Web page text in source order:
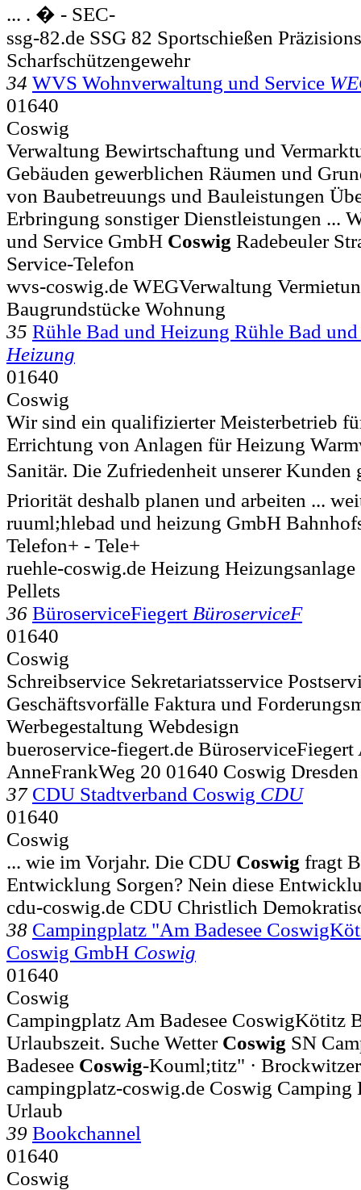
... . � - SEC-
ssg-82.de SSG 82 Sportschießen
Scharfschützengewehr
34 WVS Wohnverwaltung und Service
01640
Coswig
Verwaltung Bewirtschaftung und
Gebäuden gewerblichen Räumen und
von Baubetreuungs und Bauleistungen
Erbringung sonstiger Dienstleistungen ...
und Service GmbH Coswig Radebeuler
Service-Telefon
wvs-coswig.de WEGVerwaltung
Baugrundstücke Wohnung
35 Rühle Bad und Heizung Rühle Bad
Heizung
01640
Coswig
Wir sind ein qualifizierter Meisterbetrieb
Errichtung von Anlagen für Heizung
Sanitär. Die Zufriedenheit unserer Kunden
Priorität deshalb planen und arbeiten ...
ruuml;hlebad und heizung GmbH
Telefon+ - Tele+
ruehle-coswig.de Heizung
Pellets
36 BüroserviceFiegert BüroserviceF
01640
Coswig
Schreibservice Sekretariatsservice
Geschäftsvorfälle Faktura und
Werbegestaltung Webdesign
bueroservice-fiegert.de
AnneFrankWeg 20 01640 Coswig
37 CDU Stadtverband Coswig CDU
01640
Coswig
... wie im Vorjahr. Die CDU Coswig fragt
Entwicklung Sorgen? Nein diese
cdu-coswig.de CDU Christlich
38 Campingplatz "Am Badesee
Coswig GmbH Coswig
01640
Coswig
Campingplatz Am Badesee CoswigKötitz
Urlaubszeit. Suche Wetter Coswig SN
Badesee Coswig-Kouml;titz" · Brockwitzer
campingplatz-coswig.de Coswig Camping
Urlaub
39 Bookchannel
01640
Coswig